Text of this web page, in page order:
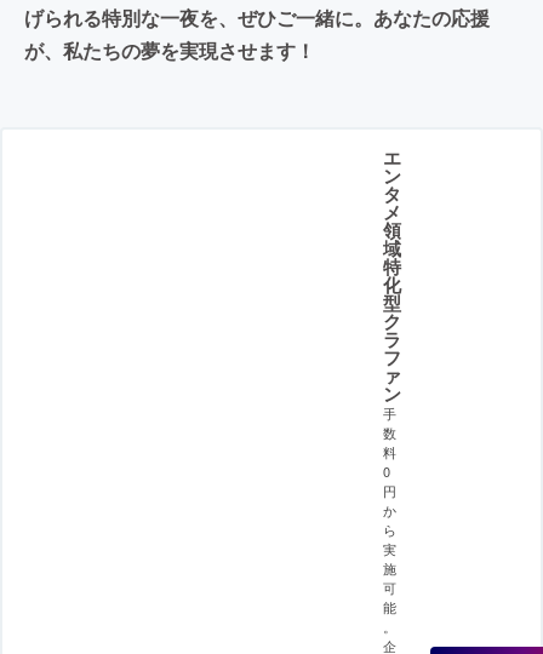
げられる特別な一夜を、ぜひご一緒に。あなたの応援
が、私たちの夢を実現させます！
エ
ン
タ
メ
領
域
特
化
型
ク
ラ
フ
ァ
ン
手
数
料
0
円
か
ら
実
施
可
能
企